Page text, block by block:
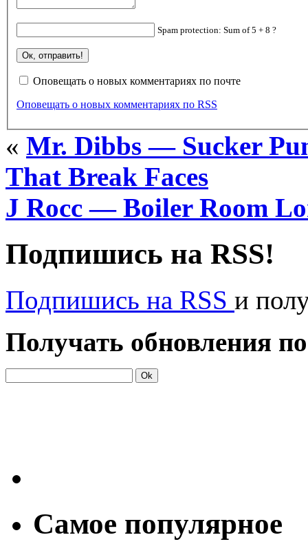
Spam protection: Sum of 5 + 8 ?
Оповещать о новых комментариях по почте
Оповещать о новых комментариях по RSS
« Mr. Dibbs — Sucker
That Break Faces
J Rocc — Boiler Room
Подпишись на RSS!
Подпишись на RSS и
Получать обновления
Самое популярное